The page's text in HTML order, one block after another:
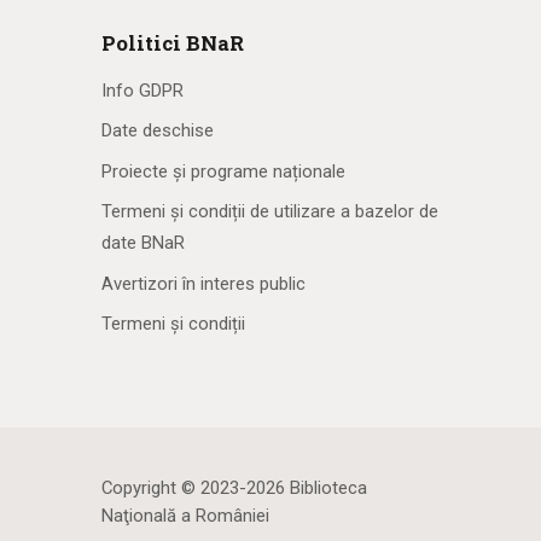
Politici BNaR
Info GDPR
Date deschise
Proiecte și programe naționale
Termeni și condiții de utilizare a bazelor de
date BNaR
Avertizori în interes public
Termeni și condiții
Copyright © 2023-2026 Biblioteca
Naţională a României